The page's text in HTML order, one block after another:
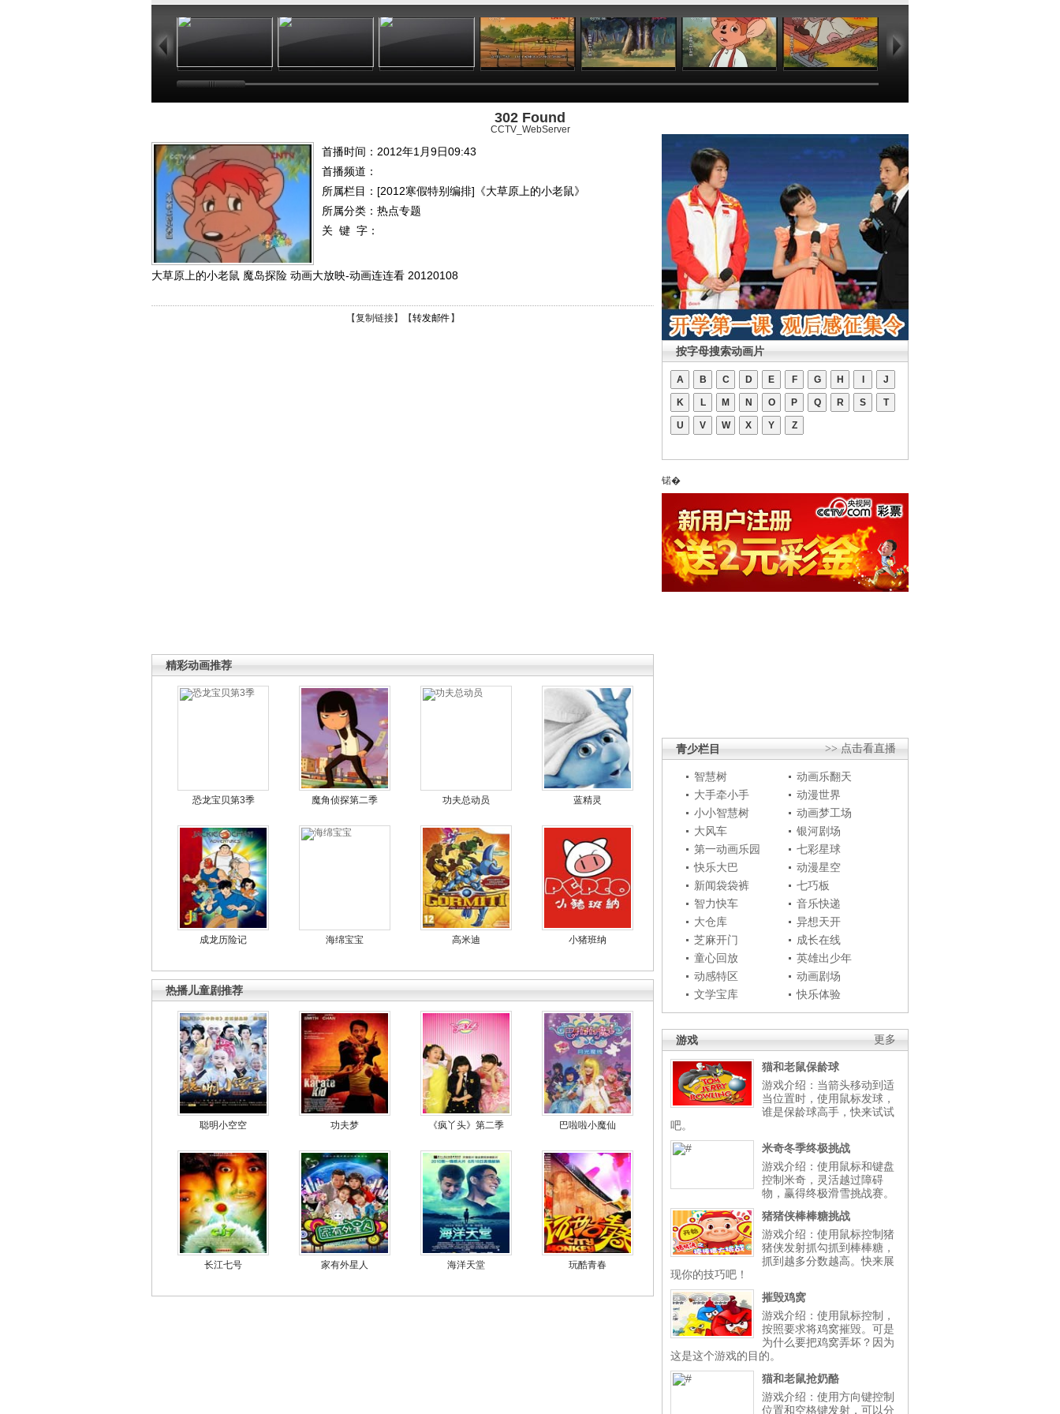
08:25 00:57 09:51 00:30 08:44 08:52 08:49
302 Found
CCTV_WebServer
首播时间：2012年1月9日09:43
首播频道：
所属栏目： [2012寒假特别编排]《大草原上的小老鼠》
所属分类：热点专题
关 键 字：
大草原上的小老鼠 魔岛探险 动画大放映-动画连连看 20120108
【复制链接】【转发邮件 】
精彩动画推荐
恐龙宝贝第3季 魔角侦探第二季 功夫总动员 蓝精灵
成龙历险记 海绵宝宝 高米迪 小猪班纳
热播儿童剧推荐
聪明小空空 功夫梦 《疯丫头》第二季 巴啦啦小魔仙
长江七号 家有外星人 海洋天堂 玩酷青春
按字母搜索动画片
A B C D E F G H J
K L M N O P Q R S T
U V W X Y Z
锘�
>> 点击看直播
青少栏目
智慧树
动画乐翻天
大手牵小手
动漫世界
小小智慧树
动画梦工场
大风车
银河剧场
第一动画乐园
七彩星球
快乐大巴
动漫星空
新闻袋袋裤
七巧板
智力快车
音乐快递
大仓库
异想天开
芝麻开门
成长在线
童心回放
英雄出少年
动感特区
动画剧场
文学宝库
快乐体验
更多
游戏
猫和老鼠保龄球
游戏介绍：当箭头移动到适
当位置时，使用鼠标发球，
谁是保龄球高手，快来试试
吧。
米奇冬季终极挑战
游戏介绍：使用鼠标和键盘
控制米奇，灵活越过障碍
物，赢得终极滑雪挑战赛。
猪猪侠棒棒糖挑战
游戏介绍：使用鼠标控制猪
猪侠发射抓勾抓到棒棒糖，
抓到越多分数越高。快来展
现你的技巧吧！
摧毁鸡窝
游戏介绍：使用鼠标控制，
按照要求将鸡窝摧毁。可是
为什么要把鸡窝弄坏？因为
这是这个游戏的目的。
猫和老鼠抢奶酪
游戏介绍：使用方向键控制
位置和空格键发射，可以分